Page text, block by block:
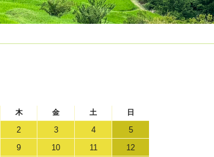
木 金 土 日
2 3 4
5
9 10 11
12